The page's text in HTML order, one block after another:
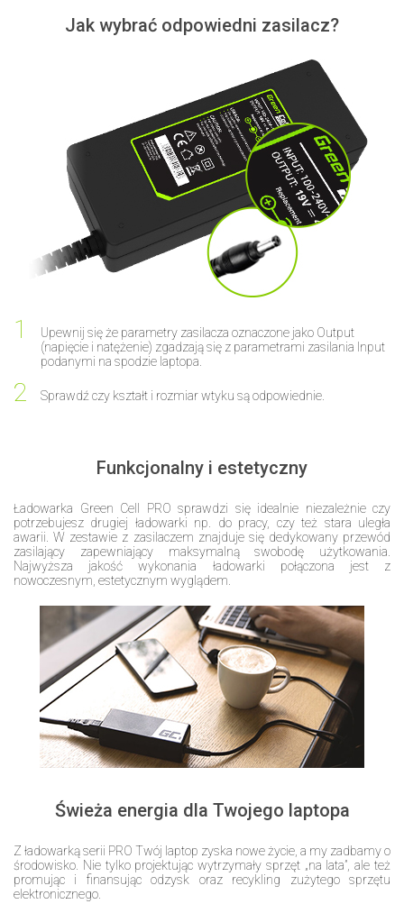
Jak wybrać odpowiedni zasilacz?
Upewnij się że parametry zasilacza oznaczone jako Output
(napięcie i natężenie) zgadzają się z parametrami zasilania Input
podanymi na spodzie laptopa.
Sprawdź czy kształt i rozmiar wtyku są odpowiednie.
Funkcjonalny i estetyczny
Ładowarka Green Cell PRO sprawdzi się idealnie niezależnie czy
potrzebujesz drugiej ładowarki np. do pracy, czy też stara uległa
awarii. W zestawie z zasilaczem znajduje się dedykowany przewód
zasilający zapewniający maksymalną swobodę użytkowania.
Najwyższa jakość wykonania ładowarki połączona jest z
nowoczesnym, estetycznym wyglądem.
Świeża energia dla Twojego laptopa
Z ładowarką serii PRO Twój laptop zyska nowe życie, a my zadbamy o
środowisko. Nie tylko projektując wytrzymały sprzęt „na lata”, ale też
promując i finansując odzysk oraz recykling zużytego sprzętu
elektronicznego.